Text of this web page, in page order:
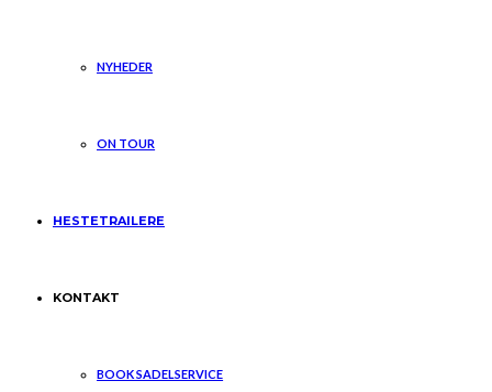
NYHEDER
ON TOUR
HESTETRAILERE
KONTAKT
BOOK SADELSERVICE